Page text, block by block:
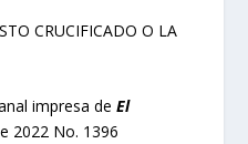
CRUCIFICADO O LA
impresa deEl
2022 No. 1396